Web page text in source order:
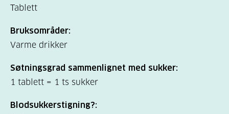
Tablett
Bruksområder:
Varme drikker
Søtningsgrad sammenlignet med sukker:
1 tablett = 1 ts sukker
Blodsukkerstigning?: